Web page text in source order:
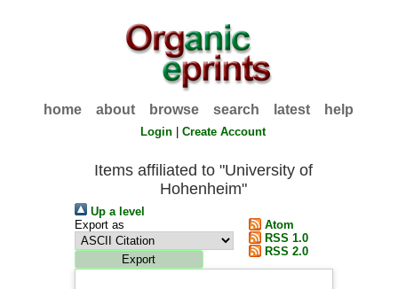
home about browse search latest help
Login |Create Account
Items affiliated to "University of
Hohenheim"
Up a level
Export as
Atom
RSS 1.0
RSS 2.0